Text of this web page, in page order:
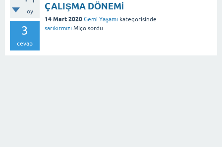
oy
3
cevap
ÇALIŞMA DÖNEMİ
14 Mart 2020 Gemi Yaşamı kategorisinde
sarıkırmızı Miço sordu